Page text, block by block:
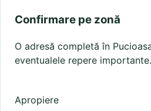
Confirmare pe zonă
O adresă completă în
eventualele repere importante.
Apropiere